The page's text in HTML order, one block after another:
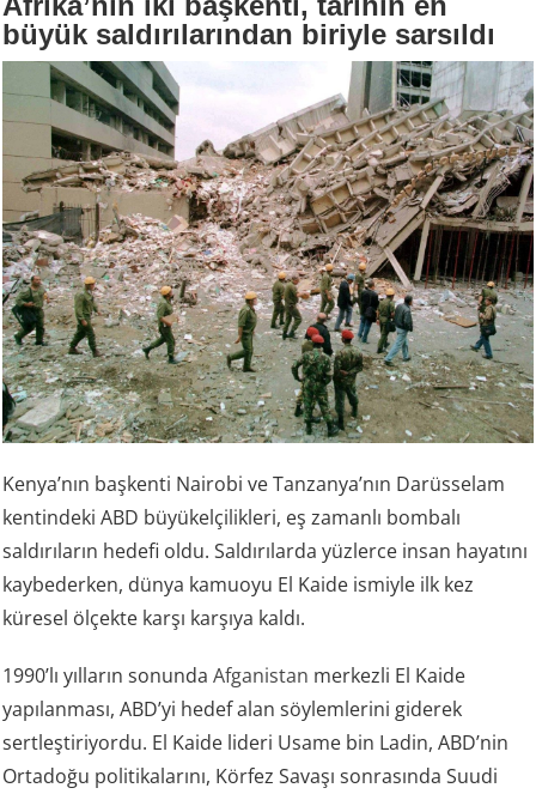
büyük saldırılarından biriyle sarsıldı
Kenya’nın başkenti Nairobi ve Tanzanya’nın Darüsselam
kentindeki ABD büyükelçilikleri, eş zamanlı bombalı
saldırıların hedefi oldu. Saldırılarda yüzlerce insan hayatını
kaybederken, dünya kamuoyu El Kaide ismiyle ilk kez
küresel ölçekte karşı karşıya kaldı.
1990’lı yılların sonundaAfganistan merkezli El Kaide
yapılanması, ABD’yi hedef alan söylemlerini giderek
sertleştiriyordu. El Kaide lideri Usame bin Ladin, ABD’nin
Ortadoğu politikalarını, Körfez Savaşı sonrasında Suudi